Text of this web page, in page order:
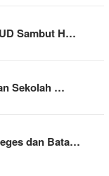
Sambut H…
Sekolah …
dan Bata…